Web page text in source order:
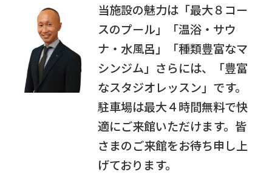
当施設の魅力は「最大８コー
スのプール」「温浴・サウ
ナ・水風呂」「種類豊富なマ
シンジム」さらには、「豊富
なスタジオレッスン」です。
駐車場は最大４時間無料で快
適にご来館いただけます。皆
さまのご来館をお待ち申し上
げております。
For
foreigners
Central
Sports
official
website
is